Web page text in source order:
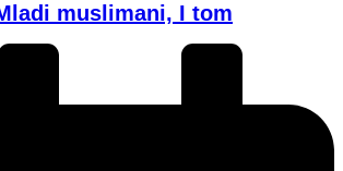
muslimani, I tom